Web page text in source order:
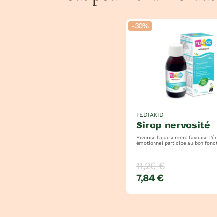
-30%
sirop nervosité
PEDIAKID
Favorise l'apaisement favorise l'équilibre
émotionnel participe au bon fonctionnement
11,20 €
7,84 €